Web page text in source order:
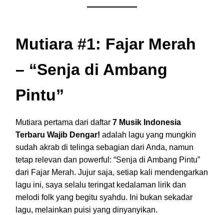
Mutiara #1: Fajar Merah
– “Senja di Ambang
Pintu”
Mutiara pertama dari daftar 7 Musik Indonesia
Terbaru Wajib Dengar! adalah lagu yang mungkin
sudah akrab di telinga sebagian dari Anda, namun
tetap relevan dan powerful: “Senja di Ambang Pintu”
dari Fajar Merah. Jujur saja, setiap kali mendengarkan
lagu ini, saya selalu teringat kedalaman lirik dan
melodi folk yang begitu syahdu. Ini bukan sekadar
lagu, melainkan puisi yang dinyanyikan.